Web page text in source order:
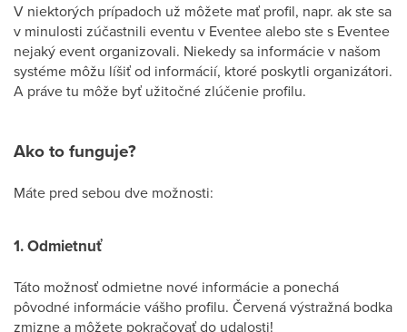
V niektorých prípadoch už môžete mať profil, napr. ak ste sa
v minulosti zúčastnili eventu v Eventee alebo ste s Eventee
nejaký event organizovali. Niekedy sa informácie v našom
systéme môžu líšiť od informácií, ktoré poskytli organizátori.
A práve tu môže byť užitočné zlúčenie profilu.
Ako to funguje?
Máte pred sebou dve možnosti:
1. Odmietnuť
Táto možnosť odmietne nové informácie a ponechá
pôvodné informácie vášho profilu. Červená výstražná bodka
zmizne a môžete pokračovať do udalosti!